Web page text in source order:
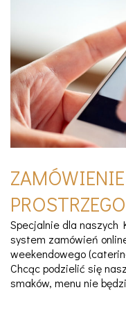
Specjalnie dla naszych
system zamówień
weekendowego
Chcąc podzielić się
smaków, menu nie